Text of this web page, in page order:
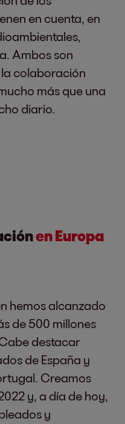
en cuenta, en
Ambos son
colaboración
más que una
diario.
en Europa
hemos alcanzado
de 500 millones
destacar
de España y
Creamos
y, a día de hoy,
y